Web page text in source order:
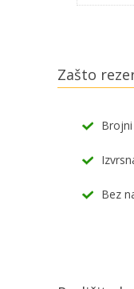
Zašto
Bez